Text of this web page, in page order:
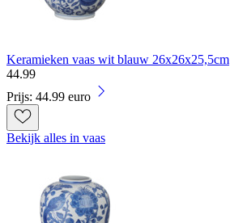
Keramieken vaas wit blauw 26x26x25,5cm
44.99
Prijs: 44.99 euro
Bekijk alles in vaas